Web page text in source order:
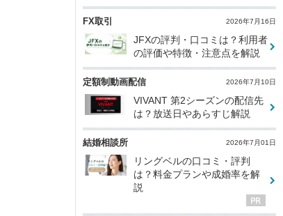
FX取引 2026年7月16日
JFXの評判・口コミは？利用者
の評価や特徴・注意点を解説
定額制動画配信 2026年7月10日
VIVANT 第2シーズンの配信先
は？放送日やあらすじ解説
結婚相談所 2026年7月01日
リングベルの口コミ・評判
は？料金プランや成婚率を解
説